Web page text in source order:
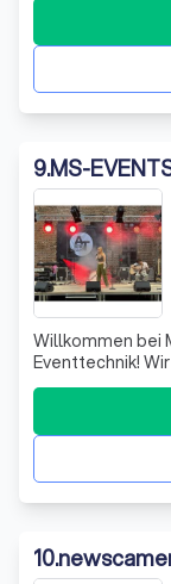
festzuhalten.
einzigartigen
Linse zu
9.MS-
Willkommen bei
Eventtechnik!
innovativer
Strahlen.
jede Art von
verwandeln. Wir
10.